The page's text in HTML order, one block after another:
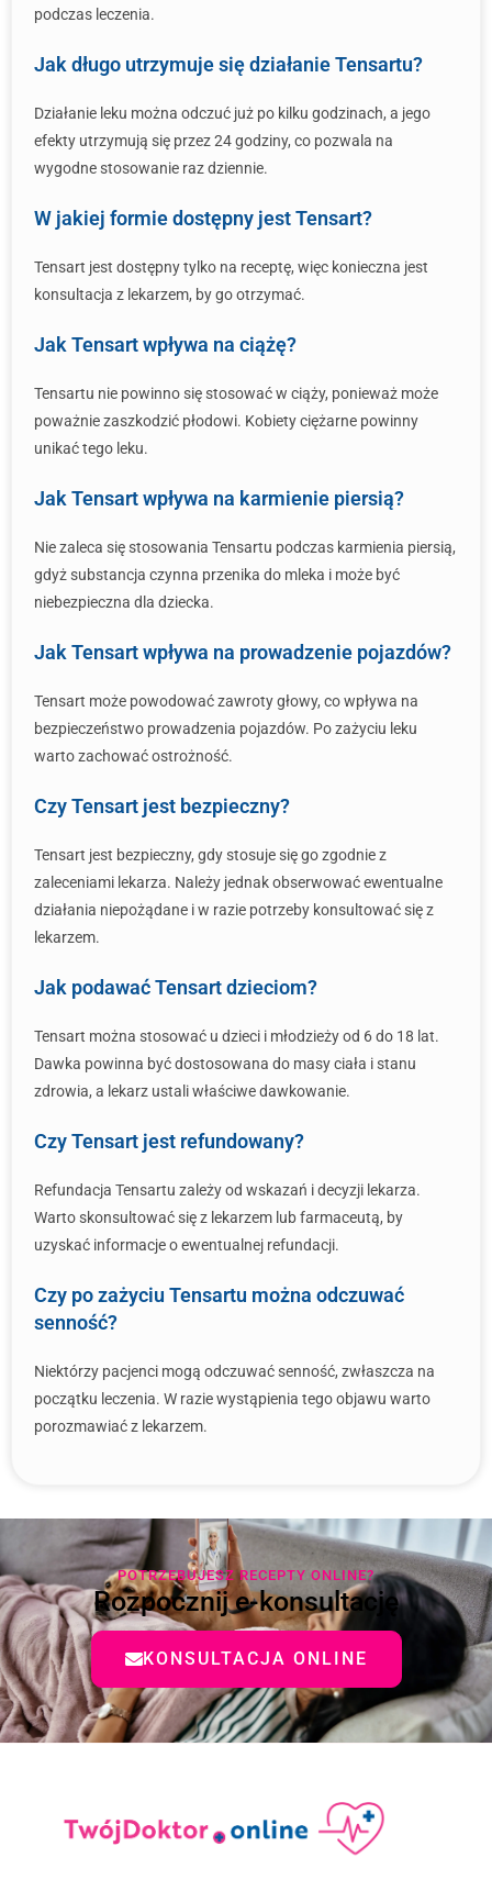
podczas leczenia.
Jak długo utrzymuje się działanie Tensartu?
Działanie leku można odczuć już po kilku godzinach, a jego
efekty utrzymują się przez 24 godziny, co pozwala na
wygodne stosowanie raz dziennie.
W jakiej formie dostępny jest Tensart?
Tensart jest dostępny tylko na receptę, więc konieczna jest
konsultacja z lekarzem, by go otrzymać.
Jak Tensart wpływa na ciążę?
Tensartu nie powinno się stosować w ciąży, ponieważ może
poważnie zaszkodzić płodowi. Kobiety ciężarne powinny
unikać tego leku.
Jak Tensart wpływa na karmienie piersią?
Nie zaleca się stosowania Tensartu podczas karmienia piersią,
gdyż substancja czynna przenika do mleka i może być
niebezpieczna dla dziecka.
Jak Tensart wpływa na prowadzenie pojazdów?
Tensart może powodować zawroty głowy, co wpływa na
bezpieczeństwo prowadzenia pojazdów. Po zażyciu leku
warto zachować ostrożność.
Czy Tensart jest bezpieczny?
Tensart jest bezpieczny, gdy stosuje się go zgodnie z
zaleceniami lekarza. Należy jednak obserwować ewentualne
działania niepożądane i w razie potrzeby konsultować się z
lekarzem.
Jak podawać Tensart dzieciom?
Tensart można stosować u dzieci i młodzieży od 6 do 18 lat.
Dawka powinna być dostosowana do masy ciała i stanu
zdrowia, a lekarz ustali właściwe dawkowanie.
Czy Tensart jest refundowany?
Refundacja Tensartu zależy od wskazań i decyzji lekarza.
Warto skonsultować się z lekarzem lub farmaceutą, by
uzyskać informacje o ewentualnej refundacji.
Czy po zażyciu Tensartu można odczuwać
senność?
Niektórzy pacjenci mogą odczuwać senność, zwłaszcza na
początku leczenia. W razie wystąpienia tego objawu warto
porozmawiać z lekarzem.
POTRZEBUJESZ RECEPTY ONLINE?
Rozpocznij e-konsultację
KONSULTACJA ONLINE